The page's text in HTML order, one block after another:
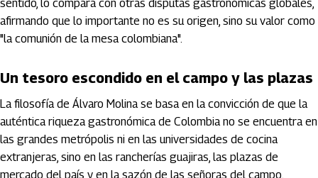
sentido, lo compara con otras disputas gastronómicas globales,
afirmando que lo importante no es su origen, sino su valor como
"la comunión de la mesa colombiana".
Un tesoro escondido en el campo y las plazas
La filosofía de Álvaro Molina se basa en la convicción de que la
auténtica riqueza gastronómica de Colombia no se encuentra en
las grandes metrópolis ni en las universidades de cocina
extranjeras, sino en las rancherías guajiras, las plazas de
mercado del país y en la sazón de las señoras del campo.